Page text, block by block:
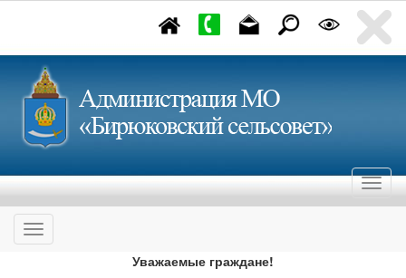
Уважаемые граждане!